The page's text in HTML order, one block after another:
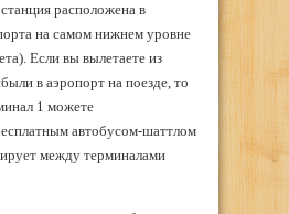
расположена в
на самом нижнем уровне
Если вы вылетаете из
в аэропорт на поезде, то
1 можете
автобусом-шаттлом
между терминалами